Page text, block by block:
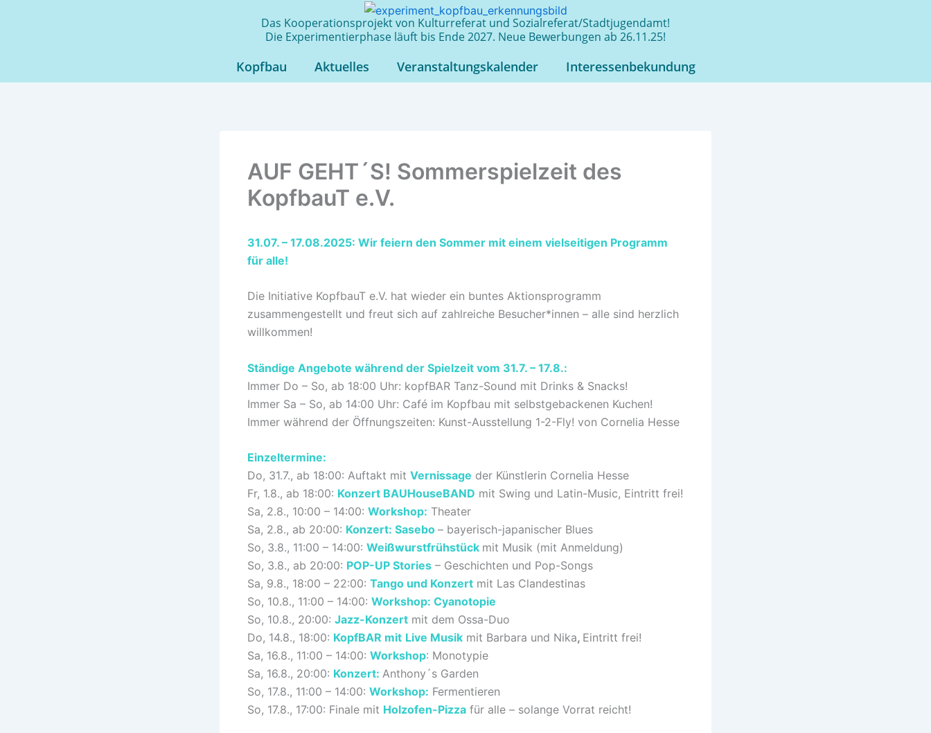
Das Kooperationsprojekt von Kulturreferat und Sozialreferat/Stadtjugendamt!
Die Experimentierphase läuft bis Ende 2027. Neue Bewerbungen ab 26.11.25!
Kopfbau Aktuelles Veranstaltungskalender Interessenbekundung
AUF GEHT´S! Sommerspielzeit des
KopfbauT e.V.
31.07. – 17.08.2025: Wir feiern den Sommer mit einem vielseitigen Programm
für alle!
Die Initiative KopfbauT e.V. hat wieder ein buntes Aktionsprogramm
zusammengestellt und freut sich auf zahlreiche Besucher*innen – alle sind herzlich
willkommen!
Ständige Angebote während der Spielzeit vom 31.7. – 17.8.:
Immer Do – So, ab 18:00 Uhr: kopfBAR Tanz-Sound mit Drinks & Snacks!
Immer Sa – So, ab 14:00 Uhr: Café im Kopfbau mit selbstgebackenen Kuchen!
Immer während der Öffnungszeiten: Kunst-Ausstellung 1-2-Fly! von Cornelia Hesse
Einzeltermine:
Do, 31.7., ab 18:00: Auftakt mit Vernissage der Künstlerin Cornelia Hesse
Fr, 1.8., ab 18:00: Konzert BAUHouseBAND mit Swing und Latin-Music, Eintritt frei!
Sa, 2.8., 10:00 – 14:00: Workshop: Theater
Sa, 2.8., ab 20:00: Konzert: Sasebo – bayerisch-japanischer Blues
So, 3.8., 11:00 – 14:00: Weißwurstfrühstück mit Musik (mit Anmeldung)
So, 3.8., ab 20:00: POP-UP Stories – Geschichten und Pop-Songs
Sa, 9.8., 18:00 – 22:00: Tango und Konzert mit Las Clandestinas
So, 10.8., 11:00 – 14:00: Workshop: Cyanotopie
So, 10.8., 20:00: Jazz-Konzert mit dem Ossa-Duo
Do, 14.8., 18:00: KopfBAR mit Live Musik mit Barbara und Nika, Eintritt frei!
Sa, 16.8., 11:00 – 14:00: Workshop: Monotypie
Sa, 16.8., 20:00: Konzert: Anthony´s Garden
So, 17.8., 11:00 – 14:00: Workshop: Fermentieren
So, 17.8., 17:00: Finale mit Holzofen-Pizza für alle – solange Vorrat reicht!